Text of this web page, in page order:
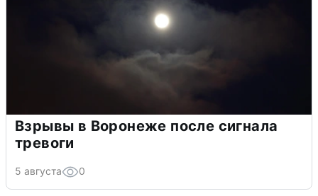
Взрывы в Воронеже после сигнала
тревоги
5 августа 0